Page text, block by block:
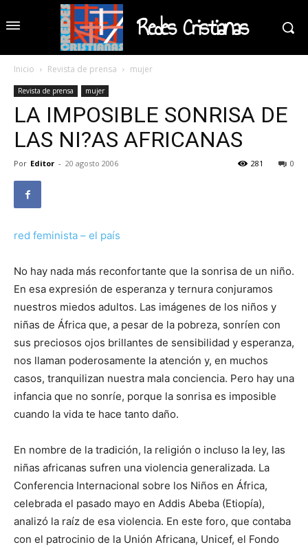
Redes Cristianas
Inicio Revista de prensa mujer
Revista de prensa mujer
LA IMPOSIBLE SONRISA DE
LAS NI?AS AFRICANAS
Por Editor - 20 agosto 2006 0
281
red feminista – el país
No hay nada más reconfortante que la sonrisa de un niño.
En esa expresión de esperanza y ternura conjuramos
nuestros miedos adultos. Las imágenes de los niños y
niñas de África que, a pesar de la pobreza, sonríen con
sus preciosos ojos brillantes de sensibilidad y esperanza,
nos llaman poderosamente la atención y, en muchos
casos, tranquilizan nuestra mala conciencia. Pero hay una
infancia que no sonríe, porque la sonrisa es imposible
cuando la vida te hace tanto daño.
En nombre de la tradición, la religión o incluso la ley, las
niñas africanas sufren una violencia generalizada. La
Conferencia Internacional sobre los Niños en África,
celebrada el pasado mayo en Addis Abeba (Etiopía),
analizó la raíz de esa violencia. En este foro, que contaba
con el patrocinio de la Unión Africana, Unicef, el Fondo